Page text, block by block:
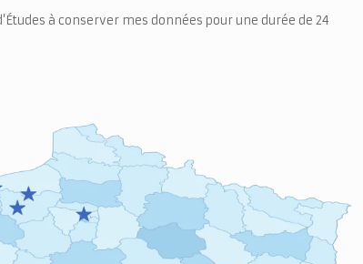
à conserver mes données pour une durée de 24